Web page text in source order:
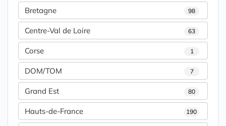
Bretagne 98
Centre-Val de Loire 63
Corse 1
DOM/TOM 7
Grand Est 80
Hauts-de-France 190